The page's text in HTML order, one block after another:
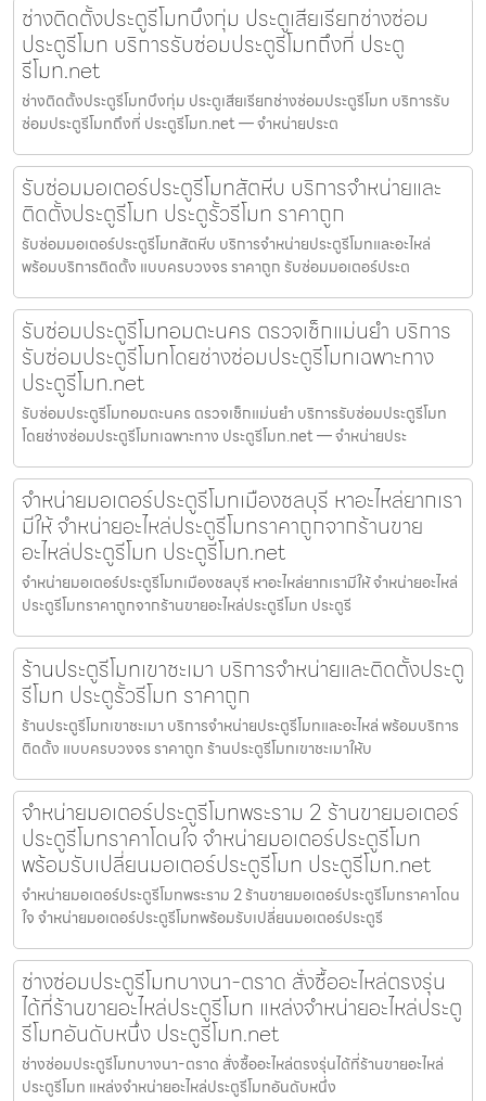
ช่างติดตั้งประตูรีโมทบึงกุ่ม ประตูเสียเรียกช่างซ่อม
ประตูรีโมท บริการรับซ่อมประตูรีโมทถึงที่ ประตู
รีโมท.net
ช่างติดตั้งประตูรีโมทบึงกุ่ม ประตูเสียเรียกช่างซ่อมประตูรีโมท บริการรับ
ซ่อมประตูรีโมทถึงที่ ประตูรีโมท.net — จำหน่ายประต
รับซ่อมมอเตอร์ประตูรีโมทสัตหีบ บริการจำหน่ายและ
ติดตั้งประตูรีโมท ประตูรั้วรีโมท ราคาถูก
รับซ่อมมอเตอร์ประตูรีโมทสัตหีบ บริการจำหน่ายประตูรีโมทและอะไหล่
พร้อมบริการติดตั้ง แบบครบวงจร ราคาถูก รับซ่อมมอเตอร์ประต
รับซ่อมประตูรีโมทอมตะนคร ตรวจเช็กแม่นยำ บริการ
รับซ่อมประตูรีโมทโดยช่างซ่อมประตูรีโมทเฉพาะทาง
ประตูรีโมท.net
รับซ่อมประตูรีโมทอมตะนคร ตรวจเช็กแม่นยำ บริการรับซ่อมประตูรีโมท
โดยช่างซ่อมประตูรีโมทเฉพาะทาง ประตูรีโมท.net — จำหน่ายประ
จำหน่ายมอเตอร์ประตูรีโมทเมืองชลบุรี หาอะไหล่ยากเรา
มีให้ จำหน่ายอะไหล่ประตูรีโมทราคาถูกจากร้านขาย
อะไหล่ประตูรีโมท ประตูรีโมท.net
จำหน่ายมอเตอร์ประตูรีโมทเมืองชลบุรี หาอะไหล่ยากเรามีให้ จำหน่ายอะไหล่
ประตูรีโมทราคาถูกจากร้านขายอะไหล่ประตูรีโมท ประตูรี
ร้านประตูรีโมทเขาชะเมา บริการจำหน่ายและติดตั้งประตู
รีโมท ประตูรั้วรีโมท ราคาถูก
ร้านประตูรีโมทเขาชะเมา บริการจำหน่ายประตูรีโมทและอะไหล่ พร้อมบริการ
ติดตั้ง แบบครบวงจร ราคาถูก ร้านประตูรีโมทเขาชะเมาให้บ
จำหน่ายมอเตอร์ประตูรีโมทพระราม 2 ร้านขายมอเตอร์
ประตูรีโมทราคาโดนใจ จำหน่ายมอเตอร์ประตูรีโมท
พร้อมรับเปลี่ยนมอเตอร์ประตูรีโมท ประตูรีโมท.net
จำหน่ายมอเตอร์ประตูรีโมทพระราม 2 ร้านขายมอเตอร์ประตูรีโมทราคาโดน
ใจ จำหน่ายมอเตอร์ประตูรีโมทพร้อมรับเปลี่ยนมอเตอร์ประตูรี
ช่างซ่อมประตูรีโมทบางนา-ตราด สั่งซื้ออะไหล่ตรงรุ่น
ได้ที่ร้านขายอะไหล่ประตูรีโมท แหล่งจำหน่ายอะไหล่ประตู
รีโมทอันดับหนึ่ง ประตูรีโมท.net
ช่างซ่อมประตูรีโมทบางนา-ตราด สั่งซื้ออะไหล่ตรงรุ่นได้ที่ร้านขายอะไหล่
ประตูรีโมท แหล่งจำหน่ายอะไหล่ประตูรีโมทอันดับหนึ่ง